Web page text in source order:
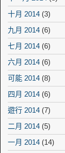
十月 2014 (3)
九月 2014 (6)
七月 2014 (6)
六月 2014 (6)
可能 2014 (8)
四月 2014 (6)
遊行 2014 (7)
二月 2014 (5)
一月 2014 (14)